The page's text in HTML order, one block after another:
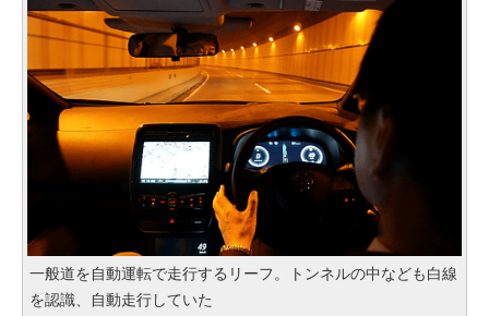
一般道を自動運転で走行するリーフ。トンネルの中なども白線
を認識、自動走行していた